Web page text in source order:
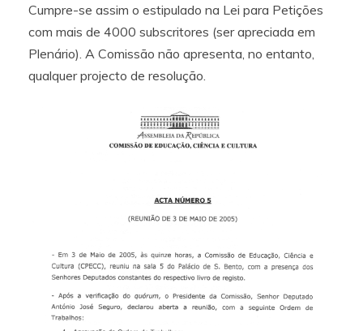
Cumpre-se assim o estipulado na Lei para Petições
com mais de 4000 subscritores (ser apreciada em
Plenário). A Comissão não apresenta, no entanto,
qualquer projecto de resolução.